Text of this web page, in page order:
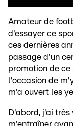
Amateur de
d'essayer ce
ces dernières
passage d'un
promotion de
l'occasion de
m'a ouvert les
D'abord, j'ai
m'entraîner